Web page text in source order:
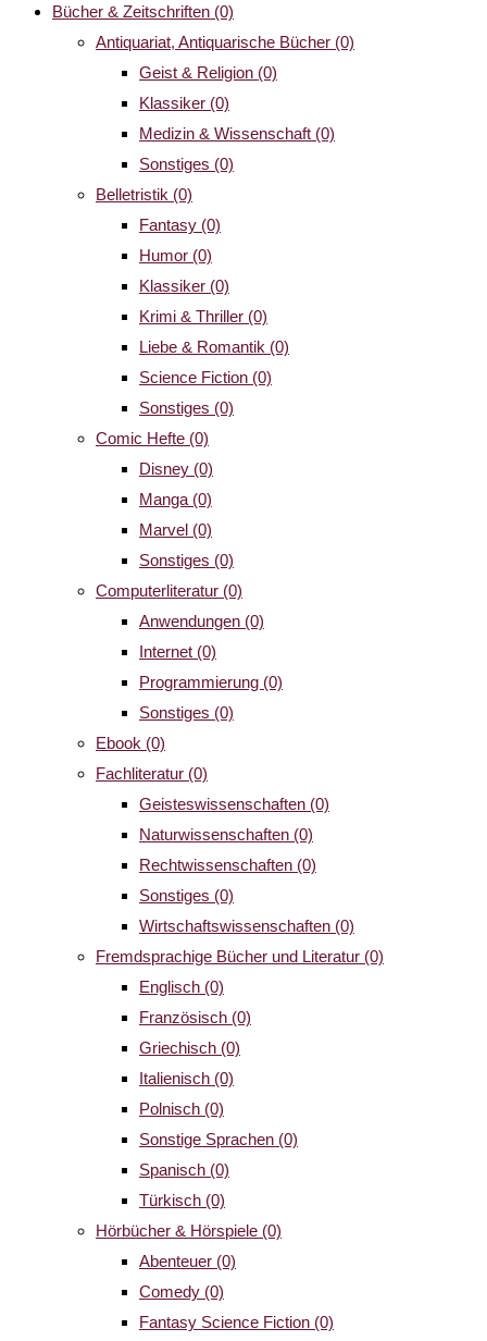
Bücher & Zeitschriften (0)
Antiquariat, Antiquarische Bücher (0)
Geist & Religion (0)
Klassiker (0)
Medizin & Wissenschaft (0)
Sonstiges (0)
Belletristik (0)
Fantasy (0)
Humor (0)
Klassiker (0)
Krimi & Thriller (0)
Liebe & Romantik (0)
Science Fiction (0)
Sonstiges (0)
Comic Hefte (0)
Disney (0)
Manga (0)
Marvel (0)
Sonstiges (0)
Computerliteratur (0)
Anwendungen (0)
Internet (0)
Programmierung (0)
Sonstiges (0)
Ebook (0)
Fachliteratur (0)
Geisteswissenschaften (0)
Naturwissenschaften (0)
Rechtwissenschaften (0)
Sonstiges (0)
Wirtschaftswissenschaften (0)
Fremdsprachige Bücher und Literatur (0)
Englisch (0)
Französisch (0)
Griechisch (0)
Italienisch (0)
Polnisch (0)
Sonstige Sprachen (0)
Spanisch (0)
Türkisch (0)
Hörbücher & Hörspiele (0)
Abenteuer (0)
Comedy (0)
Fantasy Science Fiction (0)